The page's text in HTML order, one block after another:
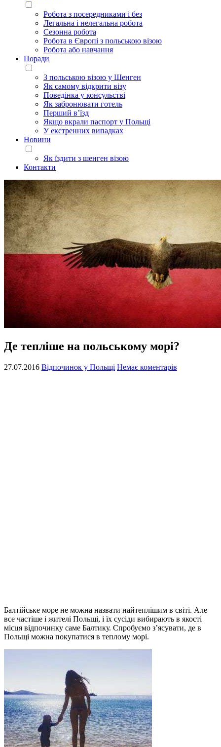
Робота з посередниками і без
Легальна і нелегальна робота
Сезонна робота
Робота в Європі з польською візою
Робота або навчання
Поради
З польською візою у Шенген
Як самому відкрити візу
Поведінка у консульстві
Як забронювати готель
Перший в’їзд
Якщо вкрали паспорт у Польщі
У екстренних випадках
Новини
Як їздити з шенген візою
Контакти
Де тепліше на польському морі?
27.07.2016 Відпочинок у Польщі Немає коментарів
Балтійське море не можна назвати найтеплішим в світі. Але
все частіше і жителі Польщі, і їх сусіди вибирають в якості
місця відпочинку саме Балтику. Спробуємо з’ясувати, де в
Польщі можна покупатися в теплому морі.